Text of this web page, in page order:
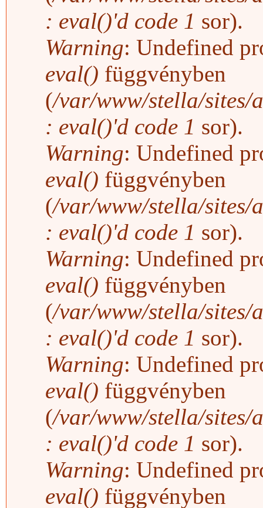
: eval()'d code 1 sor).
Warning: Undefined
eval() függvényben
(/var/www/stella/sites/
: eval()'d code 1 sor).
Warning: Undefined
eval() függvényben
(/var/www/stella/sites/
: eval()'d code 1 sor).
Warning: Undefined
eval() függvényben
(/var/www/stella/sites/
: eval()'d code 1 sor).
Warning: Undefined
eval() függvényben
(/var/www/stella/sites/
: eval()'d code 1 sor).
Warning: Undefined
eval() függvényben